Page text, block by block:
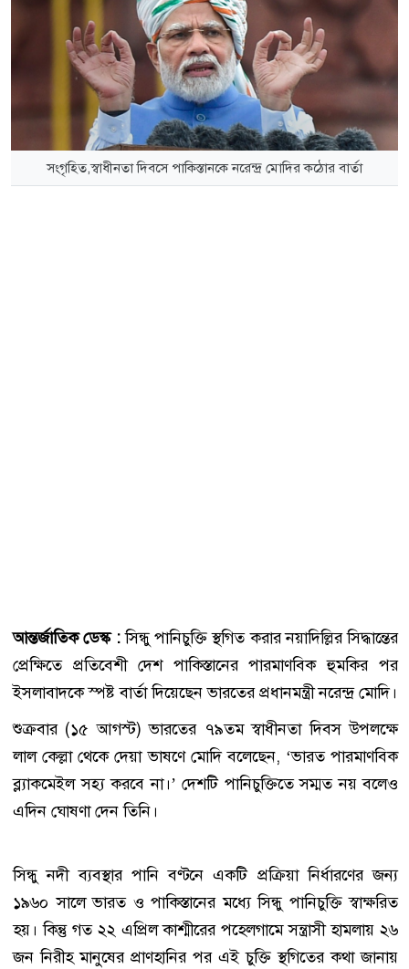
সংগৃহিত,স্বাধীনতা দিবসে পাকিস্তানকে নরেন্দ্র মোদির কঠোর বার্তা
আন্তর্জাতিক ডেস্ক :সিন্ধু পানিচুক্তি স্থগিত করার নয়াদিল্লির সিদ্ধান্তের
প্রেক্ষিতে প্রতিবেশী দেশ পাকিস্তানের পারমাণবিক হুমকির পর
ইসলাবাদকে স্পষ্ট বার্তা দিয়েছেন ভারতের প্রধানমন্ত্রী নরেন্দ্র মোদি।
শুক্রবার (১৫ আগস্ট) ভারতের ৭৯তম স্বাধীনতা দিবস উপলক্ষে
লাল কেল্লা থেকে দেয়া ভাষণে মোদি বলেছেন, ‘ভারত পারমাণবিক
ব্ল্যাকমেইল সহ্য করবে না।’ দেশটি পানিচুক্তিতে সম্মত নয় বলেও
এদিন ঘোষণা দেন তিনি।
সিন্ধু নদী ব্যবস্থার পানি বণ্টনে একটি প্রক্রিয়া নির্ধারণের জন্য
১৯৬০ সালে ভারত ও পাকিস্তানের মধ্যে সিন্ধু পানিচুক্তি স্বাক্ষরিত
হয়। কিন্তু গত ২২ এপ্রিল কাশ্মীরের পহেলগামে সন্ত্রাসী হামলায় ২৬
জন নিরীহ মানুষের প্রাণহানির পর এই চুক্তি স্থগিতের কথা জানায়